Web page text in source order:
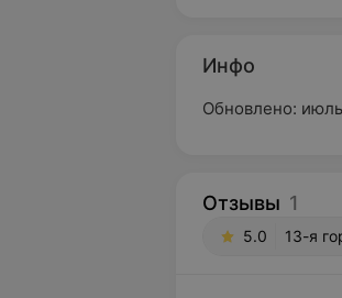
Инфо
Обновлено:
Отзывы 1
5.0 13-я